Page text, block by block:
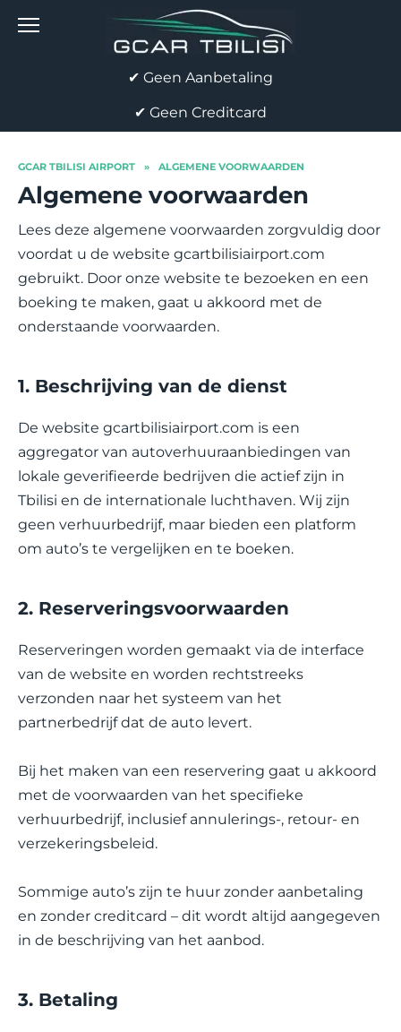
✔ Geen Aanbetaling
✔ Geen Creditcard
GCAR TBILISI AIRPORT » ALGEMENE VOORWAARDEN
Algemene voorwaarden
Lees deze algemene voorwaarden zorgvuldig door
voordat u de website gcartbilisiairport.com
gebruikt. Door onze website te bezoeken en een
boeking te maken, gaat u akkoord met de
onderstaande voorwaarden.
1. Beschrijving van de dienst
De website gcartbilisiairport.com is een
aggregator van autoverhuuraanbiedingen van
lokale geverifieerde bedrijven die actief zijn in
Tbilisi en de internationale luchthaven. Wij zijn
geen verhuurbedrijf, maar bieden een platform
om auto’s te vergelijken en te boeken.
2. Reserveringsvoorwaarden
Reserveringen worden gemaakt via de interface
van de website en worden rechtstreeks
verzonden naar het systeem van het
partnerbedrijf dat de auto levert.
Bij het maken van een reservering gaat u akkoord
met de voorwaarden van het specifieke
verhuurbedrijf, inclusief annulerings-, retour- en
verzekeringsbeleid.
Sommige auto’s zijn te huur zonder aanbetaling
en zonder creditcard – dit wordt altijd aangegeven
in de beschrijving van het aanbod.
3. Betaling